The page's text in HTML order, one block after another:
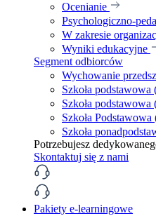
Ocenianie
Psychologiczno-
W zakresie
Wyniki edukacyjne
Segment odbiorców
Wychowanie
Szkoła podstawowa
Szkoła podstawowa
Szkoła Podstawowa
Szkoła
Potrzebujesz
Skontaktuj się z nami
Pakiety e-learningowe